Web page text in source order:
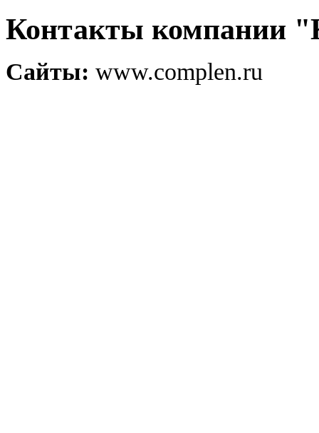
Контакты
Сайты: www.complen.ru